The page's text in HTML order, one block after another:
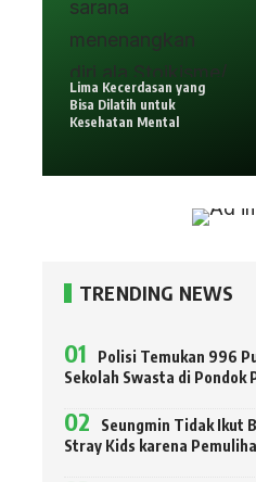
Lima Kecerdasan yang
Bisa Dilatih untuk
Kesehatan Mental
TRENDING NEWS
Polisi Temukan 996
Sekolah Swasta di Pondok
Seungmin Tidak Ikut
Stray Kids karena